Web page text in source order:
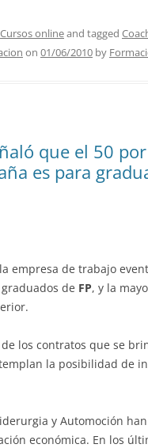
Cursos onlineand tagged
on 01/06/2010 by
que el 50
es para
empresa de trabajo
de FP, y la
los contratos que se
la posibilidad de
y Automoción
económica. En los